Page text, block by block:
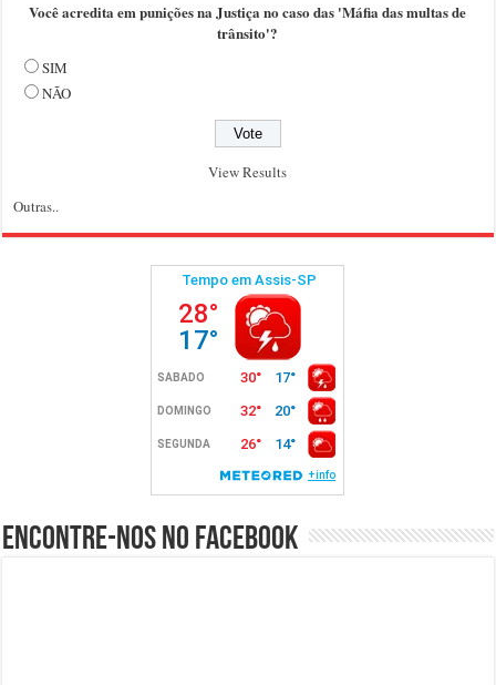
Você acredita em punições na Justiça no caso das 'Máfia das multas de
trânsito'?
SIM
NÃO
View Results
Outras..
Encontre-nos no Facebook